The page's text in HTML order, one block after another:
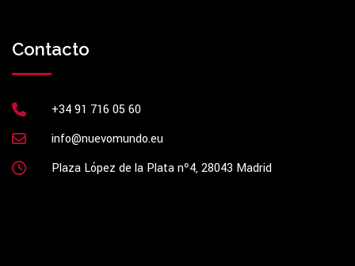
Contacto
+34 91 716 05 60
info@nuevomundo.eu
Plaza López de la Plata nº4, 28043 Madrid